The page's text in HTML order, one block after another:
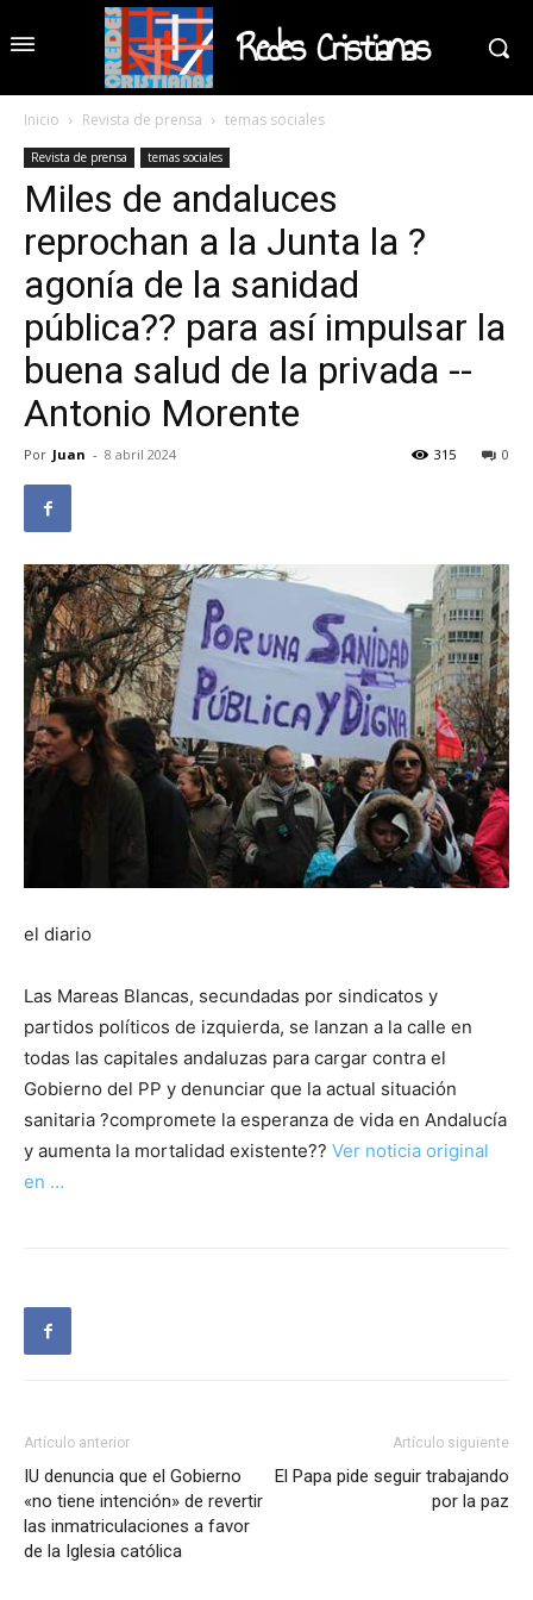
Redes Cristianas
Inicio Revista de prensa temas sociales
Revista de prensa temas sociales
Miles de andaluces
reprochan a la Junta la ?
agonía de la sanidad
pública?? para así impulsar la
buena salud de la privada --
Antonio Morente
Por Juan - 8 abril 2024 0
315
el diario
Las Mareas Blancas, secundadas por sindicatos y
partidos políticos de izquierda, se lanzan a la calle en
todas las capitales andaluzas para cargar contra el
Gobierno del PP y denunciar que la actual situación
sanitaria ?compromete la esperanza de vida en Andalucía
y aumenta la mortalidad existente?? Ver noticia original
en …
Artículo anterior
IU denuncia que el Gobierno
«no tiene intención» de revertir
las inmatriculaciones a favor
de la Iglesia católica
Artículo siguiente
El Papa pide seguir trabajando
por la paz